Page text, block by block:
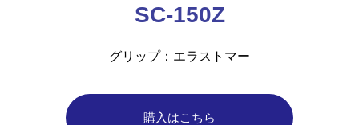
SC-150Z
グリップ エラストマー
購入はこちら